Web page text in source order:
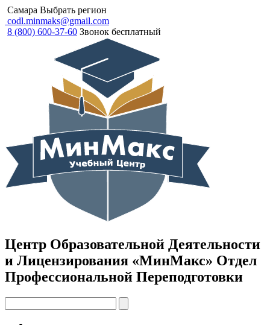
Самара Выбрать регион
codl.minmaks@gmail.com
8 (800) 600-37-60 Звонок бесплатный
Центр Образовательной Деятельности
и Лицензирования «МинМакс» Отдел
Профессиональной Переподготовки